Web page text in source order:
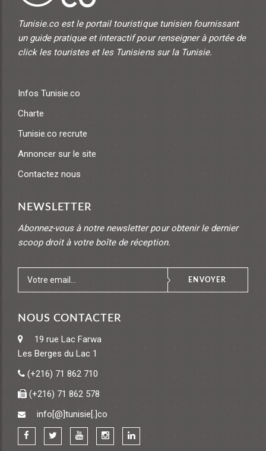
Tunisie.co est le portail touristique tunisien fournissant
un guide pratique et interactif pour renseigner à portée de
click les touristes et les Tunisiens sur la Tunisie.
Infos Tunisie.co
Charte
Tunisie.co recrute
Annoncer sur le site
Contactez nous
NEWSLETTER
Abonnez-vous à notre newsletter pour obtenir le dernier
scoop droit à votre boîte de réception.
ENVOYER
NOUS CONTACTER
19 rue Lac Farwa
Les Berges du Lac 1
(+216) 71 862 710
(+216) 71 862 578
info[@]tunisie[.]co